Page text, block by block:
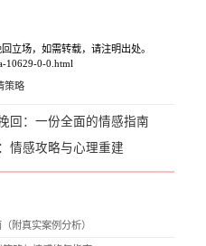
立场，如需转载，请注明出处。
10629-0-0.html
策略
回：一份全面的情感指南
情感攻略与心理重建
附真实案例分析）